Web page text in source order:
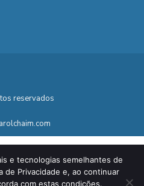
reservados
e tecnologias semelhantes de
de Privacidade e, ao continuar
com estas condições.